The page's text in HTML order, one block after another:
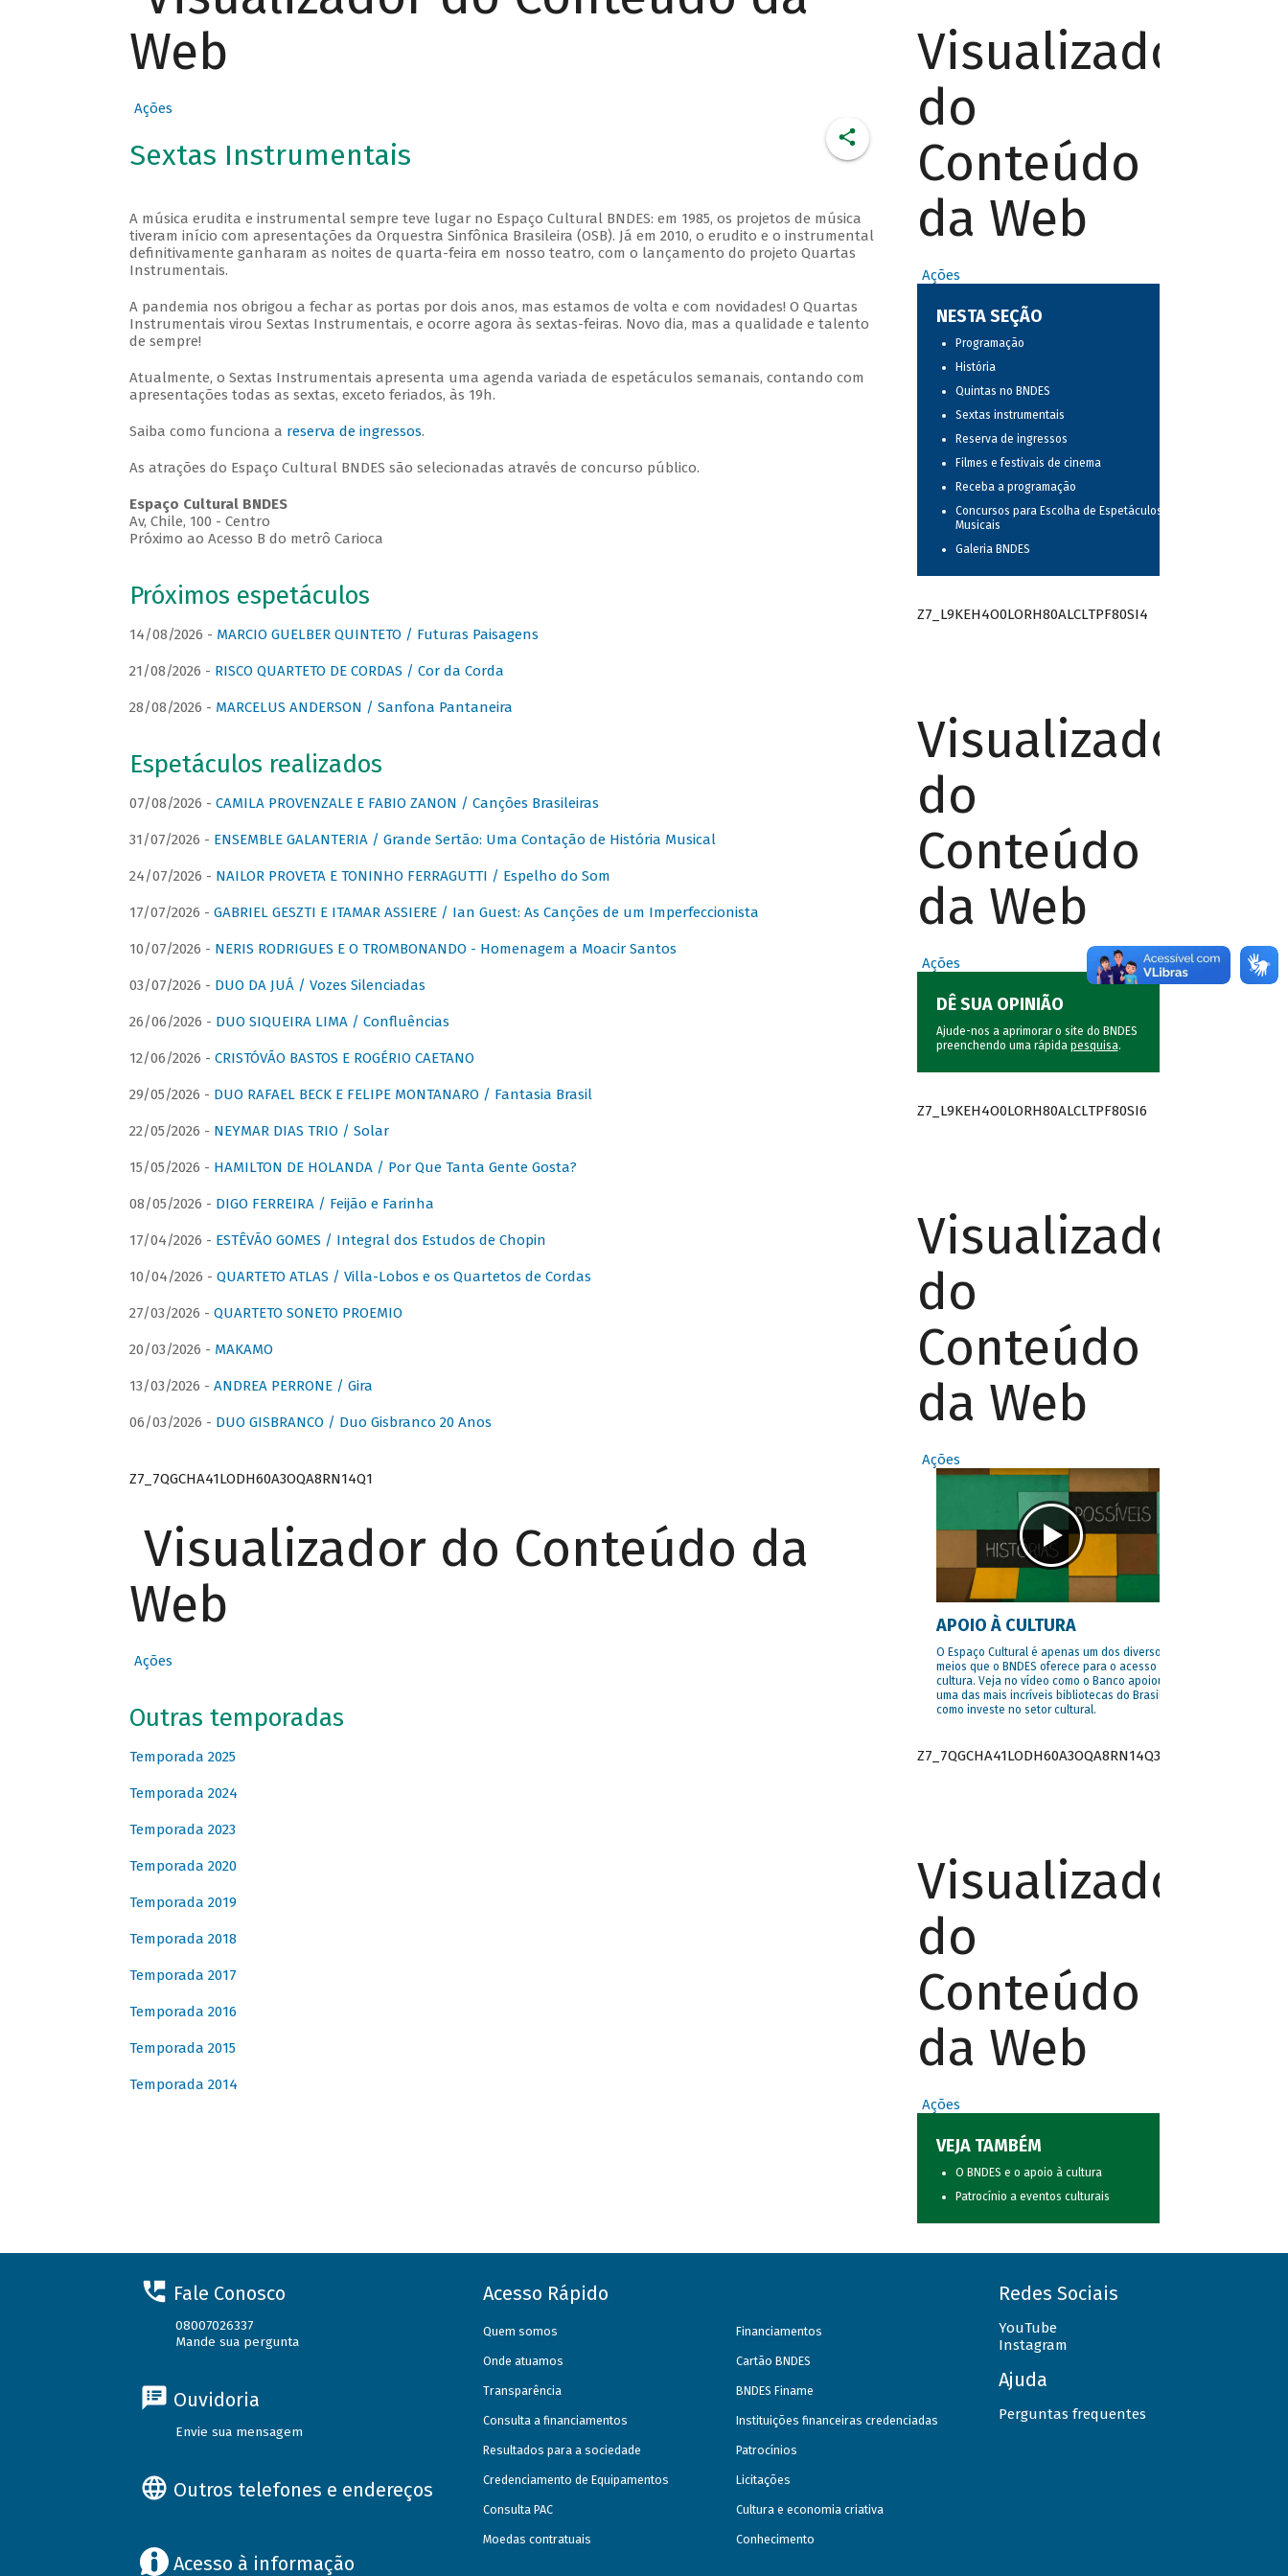
Web
Ações
Sextas Instrumentais
A música erudita e instrumental sempre teve lugar no Espaço Cultural BNDES: em 1985, os projetos de música
tiveram início com apresentações da Orquestra Sinfônica Brasileira (OSB). Já em 2010, o erudito e o instrumental
definitivamente ganharam as noites de quarta-feira em nosso teatro, com o lançamento do projeto Quartas
Instrumentais.
A pandemia nos obrigou a fechar as portas por dois anos, mas estamos de volta e com novidades! O Quartas
Instrumentais virou Sextas Instrumentais, e ocorre agora às sextas-feiras. Novo dia, mas a qualidade e talento
de sempre!
Atualmente, o Sextas Instrumentais apresenta uma agenda variada de espetáculos semanais, contando com
apresentações todas as sextas, exceto feriados, às 19h.
Saiba como funciona a reserva de ingressos.
As atrações do Espaço Cultural BNDES são selecionadas através de concurso público.
Espaço Cultural BNDES
Av, Chile, 100 - Centro
Próximo ao Acesso B do metrô Carioca
Próximos espetáculos
14/08/2026 - MARCIO GUELBER QUINTETO / Futuras Paisagens
21/08/2026 - RISCO QUARTETO DE CORDAS / Cor da Corda
28/08/2026 - MARCELUS ANDERSON / Sanfona Pantaneira
Espetáculos realizados
07/08/2026 - CAMILA PROVENZALE E FABIO ZANON / Canções Brasileiras
31/07/2026 - ENSEMBLE GALANTERIA / Grande Sertão: Uma Contação de História Musical
24/07/2026 - NAILOR PROVETA E TONINHO FERRAGUTTI / Espelho do Som
17/07/2026 - GABRIEL GESZTI E ITAMAR ASSIERE / Ian Guest: As Canções de um Imperfeccionista
10/07/2026 - NERIS RODRIGUES E O TROMBONANDO - Homenagem a Moacir Santos
03/07/2026 - DUO DA JUÁ / Vozes Silenciadas
26/06/2026 - DUO SIQUEIRA LIMA / Confluências
12/06/2026 - CRISTÓVÃO BASTOS E ROGÉRIO CAETANO
29/05/2026 - DUO RAFAEL BECK E FELIPE MONTANARO / Fantasia Brasil
22/05/2026 - NEYMAR DIAS TRIO / Solar
15/05/2026 - HAMILTON DE HOLANDA / Por Que Tanta Gente Gosta?
08/05/2026 - DIGO FERREIRA / Feijão e Farinha
17/04/2026 - ESTÊVÃO GOMES / Integral dos Estudos de Chopin
10/04/2026 - QUARTETO ATLAS / Villa-Lobos e os Quartetos de Cordas
27/03/2026 - QUARTETO SONETO PROEMIO
20/03/2026 - MAKAMO
13/03/2026 - ANDREA PERRONE / Gira
06/03/2026 - DUO GISBRANCO / Duo Gisbranco 20 Anos
Z7_7QGCHA41LODH60A3OQA8RN14Q1
Visualizador do Conteúdo da
Web
Ações
Outras temporadas
Temporada 2025
Temporada 2024
Temporada 2023
Temporada 2020
Temporada 2019
Temporada 2018
Temporada 2017
Temporada 2016
Temporada 2015
Temporada 2014
Visualizador
do
Conteúdo
da Web
Ações
NESTA SEÇÃO
Programação
História
Quintas no BNDES
Sextas instrumentais
Reserva de ingressos
Filmes e festivais de cinema
Receba a programação
Concursos para Escolha de Espetáculos
Musicais
Galeria BNDES
Z7_L9KEH4O0LORH80ALCLTPF80SI4
Visualizador
do
Conteúdo
da Web
Ações
DÊ SUA OPINIÃO
Ajude-nos a aprimorar o site do BNDES
preenchendo uma rápida pesquisa.
Z7_L9KEH4O0LORH80ALCLTPF80SI6
Visualizador
do
Conteúdo
da Web
Ações
APOIO À CULTURA
O Espaço Cultural é apenas um dos diversos
meios que o BNDES oferece para o acesso à
cultura. Veja no vídeo como o Banco apoiou
uma das mais incríveis bibliotecas do Brasil e
como investe no setor cultural.
Z7_7QGCHA41LODH60A3OQA8RN14Q3
Visualizador
do
Conteúdo
da Web
Ações
VEJA TAMBÉM
O BNDES e o apoio à cultura
Patrocínio a eventos culturais
Fale Conosco
08007026337
Mande sua pergunta
Ouvidoria
Envie sua mensagem
Outros telefones e endereços
Acesso à informação
Acesso Rápido
Quem somos
Onde atuamos
Transparência
Consulta a financiamentos
Resultados para a sociedade
Credenciamento de Equipamentos
Consulta PAC
Moedas contratuais
Financiamentos
Cartão BNDES
BNDES Finame
Instituições financeiras credenciadas
Patrocínios
Licitações
Cultura e economia criativa
Conhecimento
Redes Sociais
YouTube
Instagram
Ajuda
Perguntas frequentes